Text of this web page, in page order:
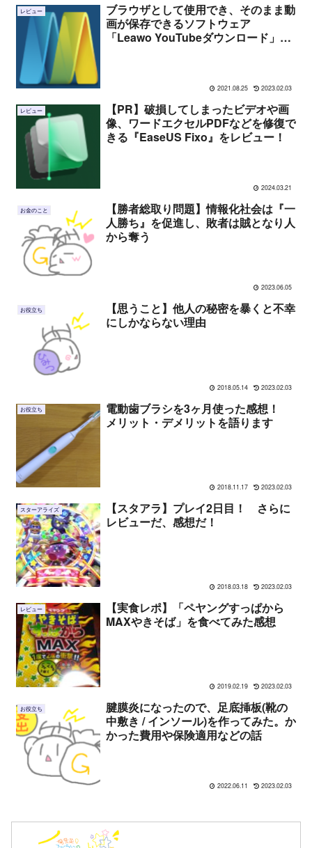
レビュー
ブラウザとして使用でき、そのまま動
画が保存できるソフトウェア
「Leawo YouTubeダウンロード」を
2021.08.25 2023.02.03
レビュー
【PR】破損してしまったビデオや画
像、ワードエクセルPDFなどを修復で
きる『EaseUS Fixo』をレビュー！
2024.03.21
お金のこと
【勝者総取り問題】情報化社会は『一
人勝ち』を促進し、敗者は賊となり人
から奪う
2023.06.05
お役立ち
【思うこと】他人の秘密を暴くと不幸
にしかならない理由
2018.05.14 2023.02.03
お役立ち
電動歯ブラシを3ヶ月使った感想！
メリット・デメリットを語ります
2018.11.17 2023.02.03
スターアライズ
【スタアラ】プレイ2日目！ さらに
レビューだ、感想だ！
2018.03.18 2023.02.03
レビュー
【実食レポ】「ペヤングすっぱから
MAXやきそば」を食べてみた感想
2019.02.19 2023.02.03
お役立ち
腱膜炎になったので、足底挿板(靴の
中敷き / インソール)を作ってみた。か
かった費用や保険適用などの話
2022.06.11 2023.02.03